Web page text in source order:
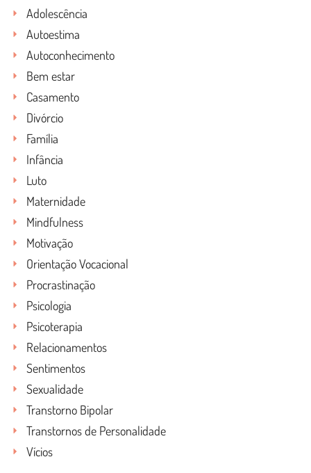
Adolescência
Autoestima
Autoconhecimento
Bem estar
Casamento
Divórcio
Família
Infância
Luto
Maternidade
Mindfulness
Motivação
Orientação Vocacional
Procrastinação
Psicologia
Psicoterapia
Relacionamentos
Sentimentos
Sexualidade
Transtorno Bipolar
Transtornos de Personalidade
Vícios